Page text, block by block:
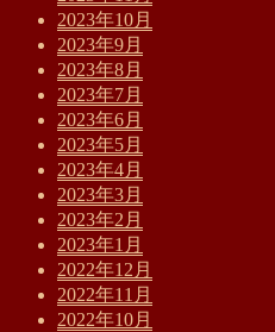
2023年10月
2023年9月
2023年8月
2023年7月
2023年6月
2023年5月
2023年4月
2023年3月
2023年2月
2023年1月
2022年12月
2022年11月
2022年10月